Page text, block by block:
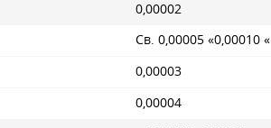
0,00002
Св. 0,00005 «0,00010 «
0,00003
0,00004